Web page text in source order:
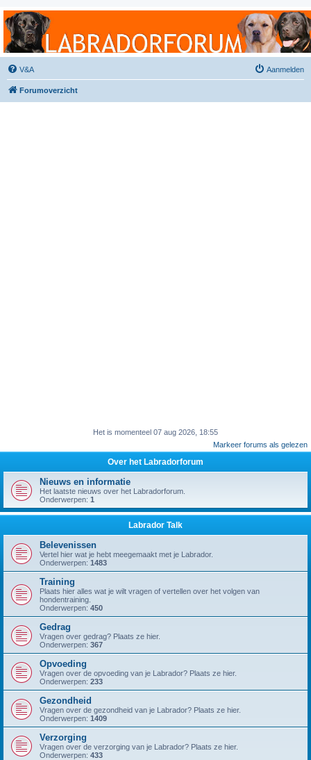
Labradorforum
Het gezelligste Labradorforum van Nederland en België!
V&A Aanmelden
Forumoverzicht
Het is momenteel 07 aug 2026, 18:55
Markeer forums als gelezen
Over het Labradorforum
Nieuws en informatie
Het laatste nieuws over het Labradorforum.
Onderwerpen: 1
Labrador Talk
Belevenissen
Vertel hier wat je hebt meegemaakt met je Labrador.
Onderwerpen: 1483
Training
Plaats hier alles wat je wilt vragen of vertellen over het volgen van
hondentraining.
Onderwerpen: 450
Gedrag
Vragen over gedrag? Plaats ze hier.
Onderwerpen: 367
Opvoeding
Vragen over de opvoeding van je Labrador? Plaats ze hier.
Onderwerpen: 233
Gezondheid
Vragen over de gezondheid van je Labrador? Plaats ze hier.
Onderwerpen: 1409
Verzorging
Vragen over de verzorging van je Labrador? Plaats ze hier.
Onderwerpen: 433